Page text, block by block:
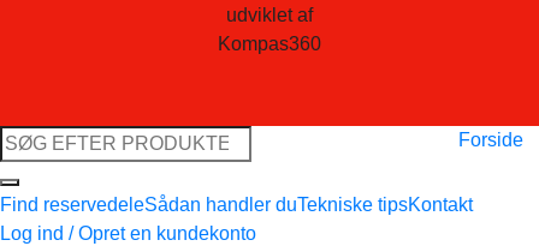
udviklet af
Kompas360
Søg
efter:
Forside
Find reservedeleSådan handler duTekniske tipsKontakt
Log ind / Opret en kundekonto